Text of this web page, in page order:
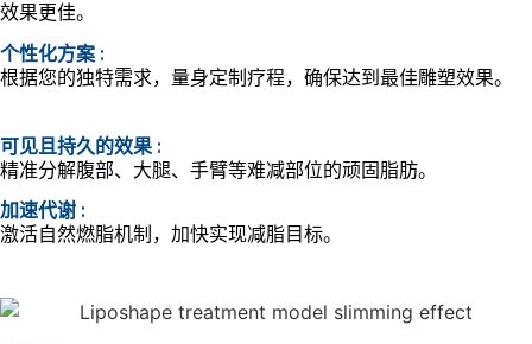
效果更佳。
个性化方案 :
根据您的独特需求，量身定制疗程，确保达到最佳雕塑效果。
可见且持久的效果 :
精准分解腹部、大腿、手臂等难减部位的顽固脂肪。
加速代谢 :
激活自然燃脂机制，加快实现减脂目标。